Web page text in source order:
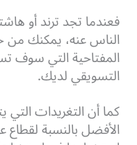
فعندما تجد ترند أو
الناس عنه، يمكنك من
المفتاحية التي سوف
التسويقي لديك.
كما أن التغريدات التي
الأفضل بالنسبة